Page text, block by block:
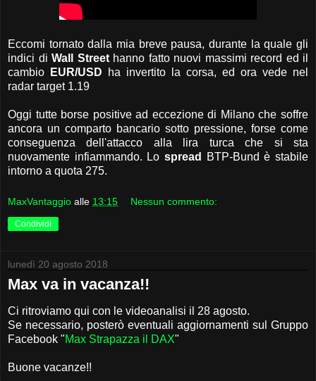
Eccomi tornato dalla mia breve pausa, durante la quale gli
indici di Wall Streethanno fatto nuovi massimi record ed il
cambio
EUR/USD ha invertito la corsa, ed ora vede nel
radar target 1.19
Oggi tutte borse positive ad eccezione di Milano che soffre
ancora un comparto bancario sotto pressione, forse come
conseguenza dell'attacco alla lira turca che si sta
nuovamente infiammando. Lo spread
BTP-Bund è stabile
intorno a quota 275.
MaxVantaggio alle 13:15 Nessun commento:
Condividi
lunedì 20 agosto 2018
Max va in vacanza!!
Ci ritroviamo qui con le videoanalisi il 28 agosto.
Se necessario, posterò eventuali aggiornamenti sul Gruppo
Facebook "Max Strapazza il DAX"
Buone vacanze!!